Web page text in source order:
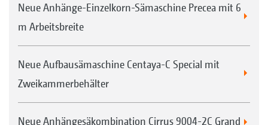
Neue Anhänge-Einzelkorn-Sämaschine Precea mit 6
m Arbeitsbreite
Neue Aufbausämaschine Centaya-C Special mit
Zweikammerbehälter
Neue Anhängesäkombination Cirrus 9004-2C Grand